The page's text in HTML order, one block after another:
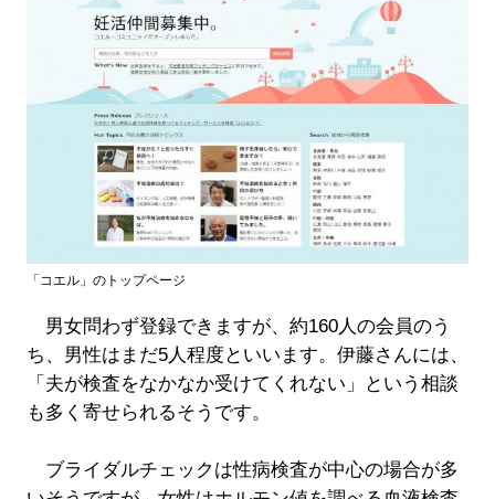
「コエル」のトップページ
男女問わず登録できますが、約160人の会員のう
ち、男性はまだ5人程度といいます。伊藤さんには、
「夫が検査をなかなか受けてくれない」という相談
も多く寄せられるそうです。
ブライダルチェックは性病検査が中心の場合が多